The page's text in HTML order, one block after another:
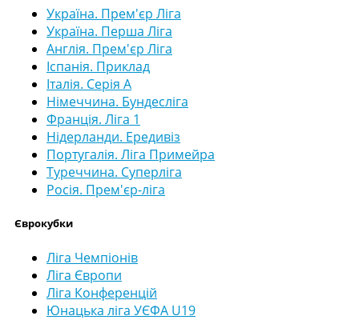
Україна. Прем'єр Ліга
Україна. Перша Ліга
Англія. Прем'єр Ліга
Іспанія. Приклад
Італія. Серія А
Німеччина. Бундесліга
Франція. Ліга 1
Нідерланди. Ередивіз
Португалія. Ліга Примейра
Туреччина. Суперліга
Росія. Прем'єр-ліга
Єврокубки
Ліга Чемпіонів
Ліга Європи
Ліга Конференцій
Юнацька ліга УЄФА U19